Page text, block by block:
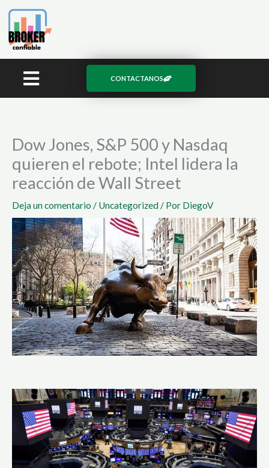
contenido
CONTACTANOS
Dow Jones, S&P 500 y Nasdaq
quieren el rebote; Intel lidera la
reacción de Wall Street
Deja un comentario / Uncategorized/ Por DiegoV